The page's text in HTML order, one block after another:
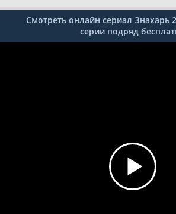
Смотреть онлайн сериал Знахарь
серии подряд